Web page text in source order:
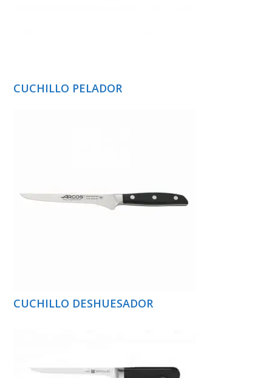
CUCHILLO PELADOR
CUCHILLO DESHUESADOR